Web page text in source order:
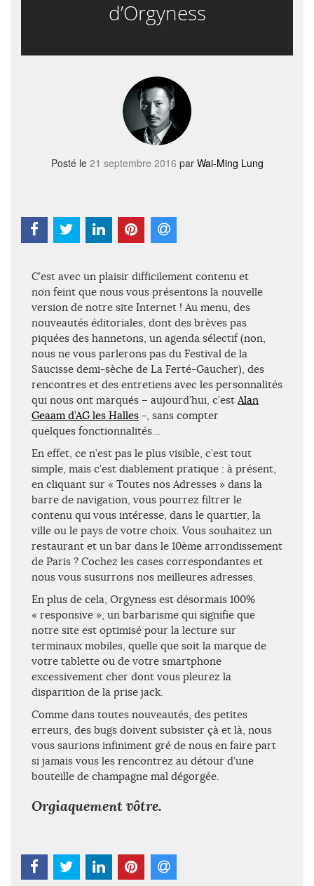
d’Orgyness
Posté le 21 septembre 2016 par Wai-Ming Lung
C’est avec un plaisir difficilement contenu et
non feint que nous vous présentons la nouvelle
version de notre site Internet ! Au menu, des
nouveautés éditoriales, dont des brèves pas
piquées des hannetons, un agenda sélectif (non,
nous ne vous parlerons pas du Festival de la
Saucisse demi-sèche de La Ferté-Gaucher), des
rencontres et des entretiens avec les personnalités
qui nous ont marqués – aujourd’hui, c’est Alan
Geaam d’AG les Halles -, sans compter
quelques fonctionnalités…
En effet, ce n’est pas le plus visible, c’est tout
simple, mais c’est diablement pratique : à présent,
en cliquant sur « Toutes nos Adresses » dans la
barre de navigation, vous pourrez filtrer le
contenu qui vous intéresse, dans le quartier, la
ville ou le pays de votre choix. Vous souhaitez un
restaurant et un bar dans le 10ème arrondissement
de Paris ? Cochez les cases correspondantes et
nous vous susurrons nos meilleures adresses.
En plus de cela, Orgyness est désormais 100%
« responsive », un barbarisme qui signifie que
notre site est optimisé pour la lecture sur
terminaux mobiles, quelle que soit la marque de
votre tablette ou de votre smartphone
excessivement cher dont vous pleurez la
disparition de la prise jack.
Comme dans toutes nouveautés, des petites
erreurs, des bugs doivent subsister çà et là, nous
vous saurions infiniment gré de nous en faire part
si jamais vous les rencontrez au détour d’une
bouteille de champagne mal dégorgée.
Orgiaquement vôtre.